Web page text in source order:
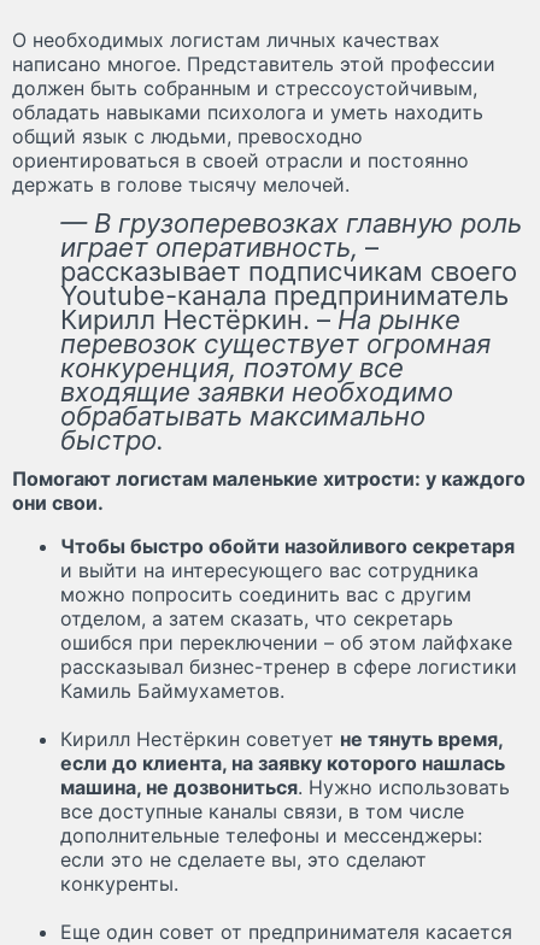
О необходимых логистам личных качествах
написано многое. Представитель этой профессии
должен быть собранным и стрессоустойчивым,
обладать навыками психолога и уметь находить
общий язык с людьми, превосходно
ориентироваться в своей отрасли и постоянно
держать в голове тысячу мелочей.
— В грузоперевозках главную роль
играет оперативность, –
рассказывает подписчикам своего
Youtube-канала предприниматель
Кирилл Нестёркин. –На рынке
перевозок существует огромная
конкуренция, поэтому все
входящие заявки необходимо
обрабатывать максимально
быстро.
Помогают логистам маленькие хитрости: у каждого
они свои.
Чтобы быстро обойти назойливого секретаря
и выйти на интересующего вас сотрудника
можно попросить соединить вас с другим
отделом, а затем сказать, что секретарь
ошибся при переключении – об этом лайфхаке
рассказывал бизнес-тренер в сфере логистики
Камиль Баймухаметов.
Кирилл Нестёркин советует не тянуть время,
если до клиента, на заявку которого нашлась
машина, не дозвониться. Нужно использовать
все доступные каналы связи, в том числе
дополнительные телефоны и мессенджеры:
если это не сделаете вы, это сделают
конкуренты.
Еще один совет от предпринимателя касается